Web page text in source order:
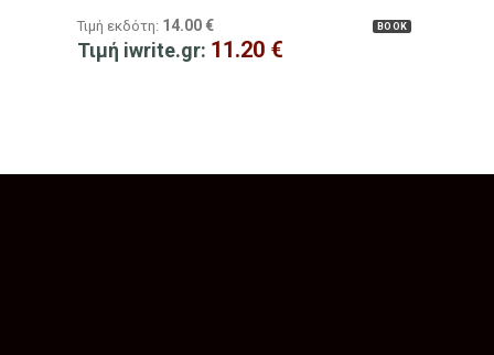
BOOK
Τιμή εκδότη: 14.00 €
Τιμή iwrite.gr: 11.20 €